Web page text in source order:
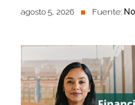
agosto 5, 2026 Fuente: